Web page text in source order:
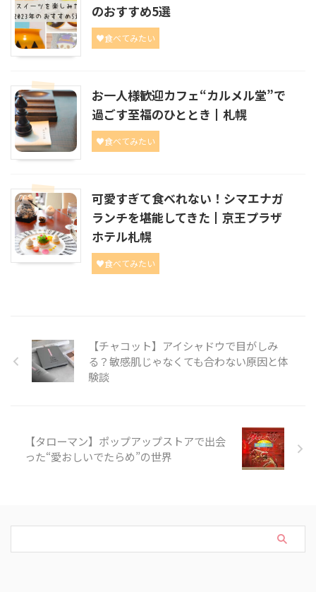
のおすすめ5選
♥食べてみたい
お一人様歓迎カフェ“カルメル堂”で
過ごす至福のひととき┃札幌
♥食べてみたい
可愛すぎて食べれない！シマエナガ
ランチを堪能してきた┃京王プラザ
ホテル札幌
♥食べてみたい
【チャコット】アイシャドウで目がしみ
る？敏感肌じゃなくても合わない原因と体
験談
【タローマン】ポップアップストアで出会
った“愛おしいでたらめ”の世界